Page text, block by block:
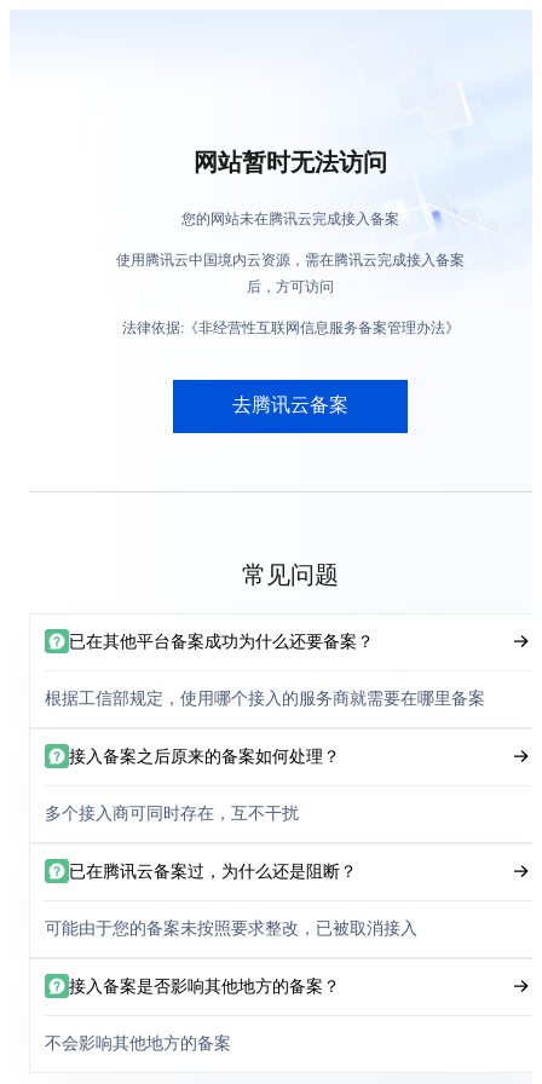
网站暂时无法访问
您的网站未在腾讯云完成接入备案
使用腾讯云中国境内云资源，需在腾讯云完成接入备案
后，方可访问
法律依据:《非经营性互联网信息服务备案管理办法》
去腾讯云备案
常见问题
已在其他平台备案成功为什么还要备案？
根据工信部规定，使用哪个接入的服务商就需要在哪里备案
接入备案之后原来的备案如何处理？
多个接入商可同时存在，互不干扰
已在腾讯云备案过，为什么还是阻断？
可能由于您的备案未按照要求整改，已被取消接入
接入备案是否影响其他地方的备案？
不会影响其他地方的备案